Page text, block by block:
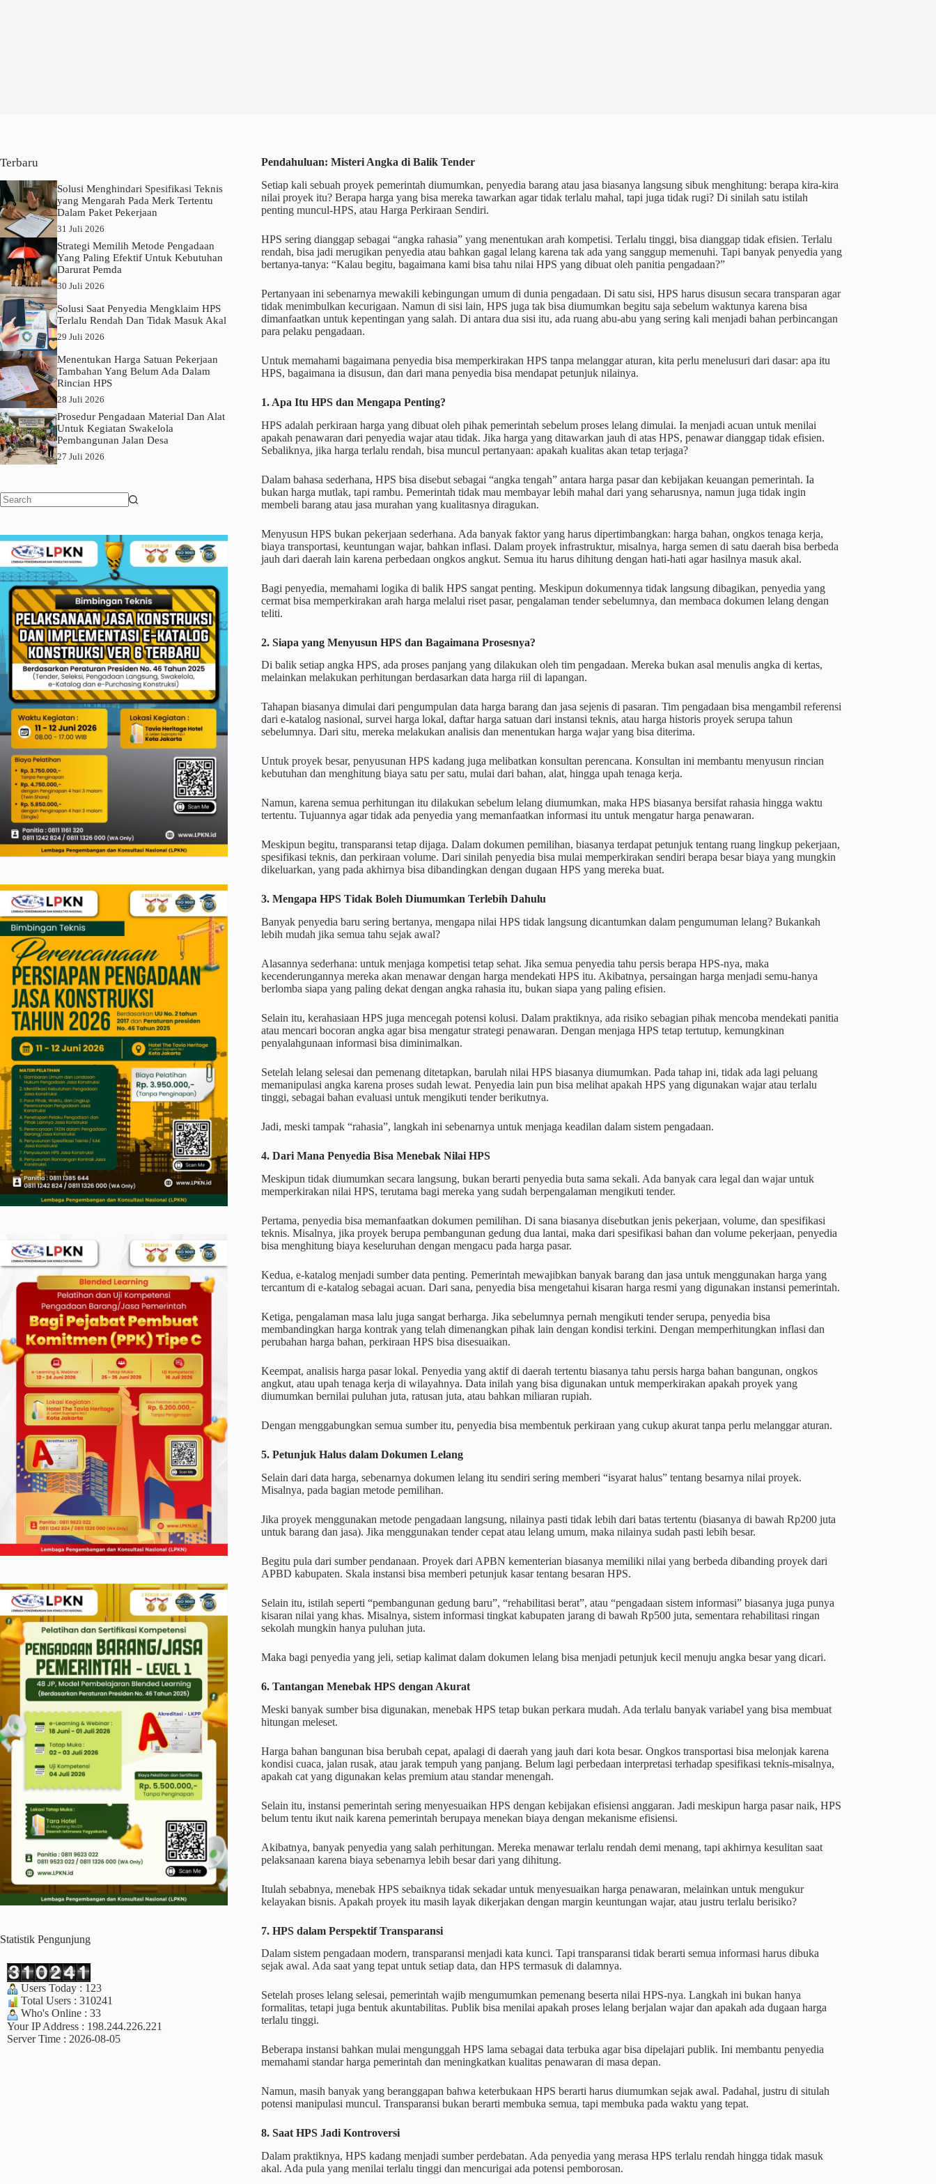
Pendahuluan: Misteri Angka di Balik Tender
Setiap kali sebuah proyek pemerintah diumumkan, penyedia barang atau jasa biasanya langsung sibuk menghitung: berapa kira-kira
nilai proyek itu? Berapa harga yang bisa mereka tawarkan agar tidak terlalu mahal, tapi juga tidak rugi? Di sinilah satu istilah
penting muncul-HPS, atau Harga Perkiraan Sendiri.
HPS sering dianggap sebagai “angka rahasia” yang menentukan arah kompetisi. Terlalu tinggi, bisa dianggap tidak efisien. Terlalu
rendah, bisa jadi merugikan penyedia atau bahkan gagal lelang karena tak ada yang sanggup memenuhi. Tapi banyak penyedia yang
bertanya-tanya: “Kalau begitu, bagaimana kami bisa tahu nilai HPS yang dibuat oleh panitia pengadaan?”
Pertanyaan ini sebenarnya mewakili kebingungan umum di dunia pengadaan. Di satu sisi, HPS harus disusun secara transparan agar
tidak menimbulkan kecurigaan. Namun di sisi lain, HPS juga tak bisa diumumkan begitu saja sebelum waktunya karena bisa
dimanfaatkan untuk kepentingan yang salah. Di antara dua sisi itu, ada ruang abu-abu yang sering kali menjadi bahan perbincangan
para pelaku pengadaan.
Untuk memahami bagaimana penyedia bisa memperkirakan HPS tanpa melanggar aturan, kita perlu menelusuri dari dasar: apa itu
HPS, bagaimana ia disusun, dan dari mana penyedia bisa mendapat petunjuk nilainya.
1. Apa Itu HPS dan Mengapa Penting?
HPS adalah perkiraan harga yang dibuat oleh pihak pemerintah sebelum proses lelang dimulai. Ia menjadi acuan untuk menilai
apakah penawaran dari penyedia wajar atau tidak. Jika harga yang ditawarkan jauh di atas HPS, penawar dianggap tidak efisien.
Sebaliknya, jika harga terlalu rendah, bisa muncul pertanyaan: apakah kualitas akan tetap terjaga?
Dalam bahasa sederhana, HPS bisa disebut sebagai “angka tengah” antara harga pasar dan kebijakan keuangan pemerintah. Ia
bukan harga mutlak, tapi rambu. Pemerintah tidak mau membayar lebih mahal dari yang seharusnya, namun juga tidak ingin
membeli barang atau jasa murahan yang kualitasnya diragukan.
Menyusun HPS bukan pekerjaan sederhana. Ada banyak faktor yang harus dipertimbangkan: harga bahan, ongkos tenaga kerja,
biaya transportasi, keuntungan wajar, bahkan inflasi. Dalam proyek infrastruktur, misalnya, harga semen di satu daerah bisa berbeda
jauh dari daerah lain karena perbedaan ongkos angkut. Semua itu harus dihitung dengan hati-hati agar hasilnya masuk akal.
Bagi penyedia, memahami logika di balik HPS sangat penting. Meskipun dokumennya tidak langsung dibagikan, penyedia yang
cermat bisa memperkirakan arah harga melalui riset pasar, pengalaman tender sebelumnya, dan membaca dokumen lelang dengan
teliti.
2. Siapa yang Menyusun HPS dan Bagaimana Prosesnya?
Di balik setiap angka HPS, ada proses panjang yang dilakukan oleh tim pengadaan. Mereka bukan asal menulis angka di kertas,
melainkan melakukan perhitungan berdasarkan data harga riil di lapangan.
Tahapan biasanya dimulai dari pengumpulan data harga barang dan jasa sejenis di pasaran. Tim pengadaan bisa mengambil referensi
dari e-katalog nasional, survei harga lokal, daftar harga satuan dari instansi teknis, atau harga historis proyek serupa tahun
sebelumnya. Dari situ, mereka melakukan analisis dan menentukan harga wajar yang bisa diterima.
Untuk proyek besar, penyusunan HPS kadang juga melibatkan konsultan perencana. Konsultan ini membantu menyusun rincian
kebutuhan dan menghitung biaya satu per satu, mulai dari bahan, alat, hingga upah tenaga kerja.
Namun, karena semua perhitungan itu dilakukan sebelum lelang diumumkan, maka HPS biasanya bersifat rahasia hingga waktu
tertentu. Tujuannya agar tidak ada penyedia yang memanfaatkan informasi itu untuk mengatur harga penawaran.
Meskipun begitu, transparansi tetap dijaga. Dalam dokumen pemilihan, biasanya terdapat petunjuk tentang ruang lingkup pekerjaan,
spesifikasi teknis, dan perkiraan volume. Dari sinilah penyedia bisa mulai memperkirakan sendiri berapa besar biaya yang mungkin
dikeluarkan, yang pada akhirnya bisa dibandingkan dengan dugaan HPS yang mereka buat.
3. Mengapa HPS Tidak Boleh Diumumkan Terlebih Dahulu
Banyak penyedia baru sering bertanya, mengapa nilai HPS tidak langsung dicantumkan dalam pengumuman lelang? Bukankah
lebih mudah jika semua tahu sejak awal?
Alasannya sederhana: untuk menjaga kompetisi tetap sehat. Jika semua penyedia tahu persis berapa HPS-nya, maka
kecenderungannya mereka akan menawar dengan harga mendekati HPS itu. Akibatnya, persaingan harga menjadi semu-hanya
berlomba siapa yang paling dekat dengan angka rahasia itu, bukan siapa yang paling efisien.
Selain itu, kerahasiaan HPS juga mencegah potensi kolusi. Dalam praktiknya, ada risiko sebagian pihak mencoba mendekati panitia
atau mencari bocoran angka agar bisa mengatur strategi penawaran. Dengan menjaga HPS tetap tertutup, kemungkinan
penyalahgunaan informasi bisa diminimalkan.
Setelah lelang selesai dan pemenang ditetapkan, barulah nilai HPS biasanya diumumkan. Pada tahap ini, tidak ada lagi peluang
memanipulasi angka karena proses sudah lewat. Penyedia lain pun bisa melihat apakah HPS yang digunakan wajar atau terlalu
tinggi, sebagai bahan evaluasi untuk mengikuti tender berikutnya.
Jadi, meski tampak “rahasia”, langkah ini sebenarnya untuk menjaga keadilan dalam sistem pengadaan.
4. Dari Mana Penyedia Bisa Menebak Nilai HPS
Meskipun tidak diumumkan secara langsung, bukan berarti penyedia buta sama sekali. Ada banyak cara legal dan wajar untuk
memperkirakan nilai HPS, terutama bagi mereka yang sudah berpengalaman mengikuti tender.
Pertama, penyedia bisa memanfaatkan dokumen pemilihan. Di sana biasanya disebutkan jenis pekerjaan, volume, dan spesifikasi
teknis. Misalnya, jika proyek berupa pembangunan gedung dua lantai, maka dari spesifikasi bahan dan volume pekerjaan, penyedia
bisa menghitung biaya keseluruhan dengan mengacu pada harga pasar.
Kedua, e-katalog menjadi sumber data penting. Pemerintah mewajibkan banyak barang dan jasa untuk menggunakan harga yang
tercantum di e-katalog sebagai acuan. Dari sana, penyedia bisa mengetahui kisaran harga resmi yang digunakan instansi pemerintah.
Ketiga, pengalaman masa lalu juga sangat berharga. Jika sebelumnya pernah mengikuti tender serupa, penyedia bisa
membandingkan harga kontrak yang telah dimenangkan pihak lain dengan kondisi terkini. Dengan memperhitungkan inflasi dan
perubahan harga bahan, perkiraan HPS bisa disesuaikan.
Keempat, analisis harga pasar lokal. Penyedia yang aktif di daerah tertentu biasanya tahu persis harga bahan bangunan, ongkos
angkut, atau upah tenaga kerja di wilayahnya. Data inilah yang bisa digunakan untuk memperkirakan apakah proyek yang
diumumkan bernilai puluhan juta, ratusan juta, atau bahkan miliaran rupiah.
Dengan menggabungkan semua sumber itu, penyedia bisa membentuk perkiraan yang cukup akurat tanpa perlu melanggar aturan.
5. Petunjuk Halus dalam Dokumen Lelang
Selain dari data harga, sebenarnya dokumen lelang itu sendiri sering memberi “isyarat halus” tentang besarnya nilai proyek.
Misalnya, pada bagian metode pemilihan.
Jika proyek menggunakan metode pengadaan langsung, nilainya pasti tidak lebih dari batas tertentu (biasanya di bawah Rp200 juta
untuk barang dan jasa). Jika menggunakan tender cepat atau lelang umum, maka nilainya sudah pasti lebih besar.
Begitu pula dari sumber pendanaan. Proyek dari APBN kementerian biasanya memiliki nilai yang berbeda dibanding proyek dari
APBD kabupaten. Skala instansi bisa memberi petunjuk kasar tentang besaran HPS.
Selain itu, istilah seperti “pembangunan gedung baru”, “rehabilitasi berat”, atau “pengadaan sistem informasi” biasanya juga punya
kisaran nilai yang khas. Misalnya, sistem informasi tingkat kabupaten jarang di bawah Rp500 juta, sementara rehabilitasi ringan
sekolah mungkin hanya puluhan juta.
Maka bagi penyedia yang jeli, setiap kalimat dalam dokumen lelang bisa menjadi petunjuk kecil menuju angka besar yang dicari.
6. Tantangan Menebak HPS dengan Akurat
Meski banyak sumber bisa digunakan, menebak HPS tetap bukan perkara mudah. Ada terlalu banyak variabel yang bisa membuat
hitungan meleset.
Harga bahan bangunan bisa berubah cepat, apalagi di daerah yang jauh dari kota besar. Ongkos transportasi bisa melonjak karena
kondisi cuaca, jalan rusak, atau jarak tempuh yang panjang. Belum lagi perbedaan interpretasi terhadap spesifikasi teknis-misalnya,
apakah cat yang digunakan kelas premium atau standar menengah.
Selain itu, instansi pemerintah sering menyesuaikan HPS dengan kebijakan efisiensi anggaran. Jadi meskipun harga pasar naik, HPS
belum tentu ikut naik karena pemerintah berupaya menekan biaya dengan mekanisme efisiensi.
Akibatnya, banyak penyedia yang salah perhitungan. Mereka menawar terlalu rendah demi menang, tapi akhirnya kesulitan saat
pelaksanaan karena biaya sebenarnya lebih besar dari yang dihitung.
Itulah sebabnya, menebak HPS sebaiknya tidak sekadar untuk menyesuaikan harga penawaran, melainkan untuk mengukur
kelayakan bisnis. Apakah proyek itu masih layak dikerjakan dengan margin keuntungan wajar, atau justru terlalu berisiko?
7. HPS dalam Perspektif Transparansi
Dalam sistem pengadaan modern, transparansi menjadi kata kunci. Tapi transparansi tidak berarti semua informasi harus dibuka
sejak awal. Ada saat yang tepat untuk setiap data, dan HPS termasuk di dalamnya.
Setelah proses lelang selesai, pemerintah wajib mengumumkan pemenang beserta nilai HPS-nya. Langkah ini bukan hanya
formalitas, tetapi juga bentuk akuntabilitas. Publik bisa menilai apakah proses lelang berjalan wajar dan apakah ada dugaan harga
terlalu tinggi.
Beberapa instansi bahkan mulai mengunggah HPS lama sebagai data terbuka agar bisa dipelajari publik. Ini membantu penyedia
memahami standar harga pemerintah dan meningkatkan kualitas penawaran di masa depan.
Namun, masih banyak yang beranggapan bahwa keterbukaan HPS berarti harus diumumkan sejak awal. Padahal, justru di situlah
potensi manipulasi muncul. Transparansi bukan berarti membuka semua, tapi membuka pada waktu yang tepat.
8. Saat HPS Jadi Kontroversi
Dalam praktiknya, HPS kadang menjadi sumber perdebatan. Ada penyedia yang merasa HPS terlalu rendah hingga tidak masuk
akal. Ada pula yang menilai terlalu tinggi dan mencurigai ada potensi pemborosan.
Terbaru
Solusi Menghindari Spesifikasi Teknis
yang Mengarah Pada Merk Tertentu
Dalam Paket Pekerjaan
31 Juli 2026
Strategi Memilih Metode Pengadaan
Yang Paling Efektif Untuk Kebutuhan
Darurat Pemda
30 Juli 2026
Solusi Saat Penyedia Mengklaim HPS
Terlalu Rendah Dan Tidak Masuk Akal
29 Juli 2026
Menentukan Harga Satuan Pekerjaan
Tambahan Yang Belum Ada Dalam
Rincian HPS
28 Juli 2026
Prosedur Pengadaan Material Dan Alat
Untuk Kegiatan Swakelola
Pembangunan Jalan Desa
27 Juli 2026
Statistik Pengunjung
Users Today : 123
Total Users : 310241
Who's Online : 33
Your IP Address : 198.244.226.221
Server Time : 2026-08-05